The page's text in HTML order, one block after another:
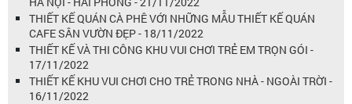
THIẾT KẾ QUÁN CÀ PHÊ VỚI NHỮNG MẪU THIẾT KẾ QUÁN
CAFE SÂN VƯỜN ĐẸP - 18/11/2022
THIẾT KẾ VÀ THI CÔNG KHU VUI CHƠI TRẺ EM TRỌN GÓI -
17/11/2022
THIẾT KẾ KHU VUI CHƠI CHO TRẺ TRONG NHÀ - NGOÀI TRỜI -
16/11/2022